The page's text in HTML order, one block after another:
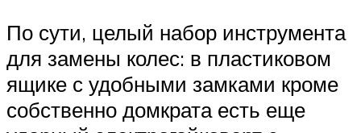
По сути, целый набор инструмента
для замены колес: в пластиковом
ящике с удобными замками кроме
собственно домкрата есть еще